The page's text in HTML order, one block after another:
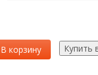
В корзину